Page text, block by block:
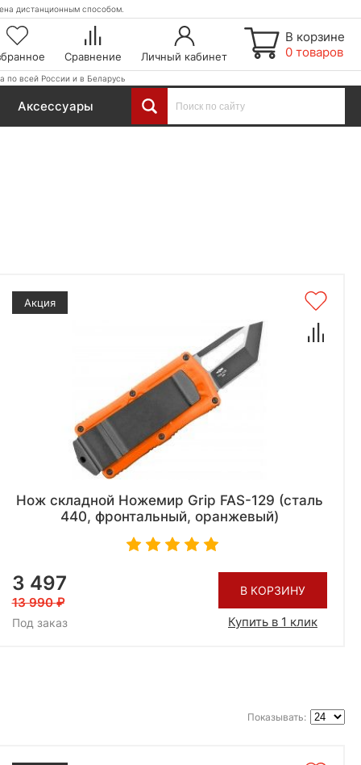
дистанционным способом.
Сравнение Личный кабинет
В корзине
0 товаров
по всей России и в Беларусь
Аксессуары
Акция
Нож складной Ножемир Grip FAS-129 (сталь
440, фронтальный, оранжевый)
3 497
13 990
Под заказ
В КОРЗИНУ
Купить в 1 клик
Показывать: